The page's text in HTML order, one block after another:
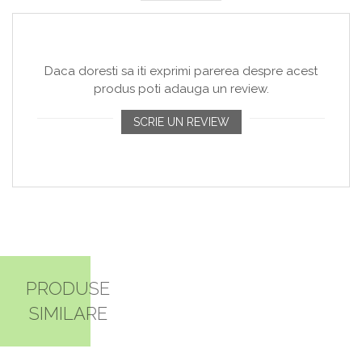
Daca doresti sa iti exprimi parerea despre acest
produs poti adauga un review.
SCRIE UN REVIEW
PRODUSE
SIMILARE